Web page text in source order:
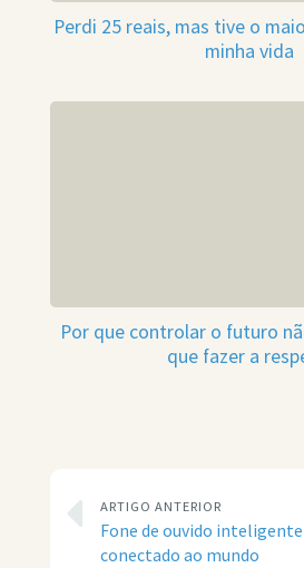
Perdi 25 reais, mas tive o
minha vida
Por que controlar o futuro
que fazer a
ARTIGO ANTERIOR
Fone de ouvido
conectado ao mundo